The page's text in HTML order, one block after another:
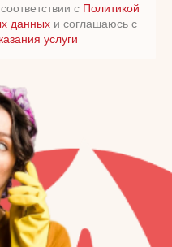
с Политикой
данныхи соглашаюсь с
услуги